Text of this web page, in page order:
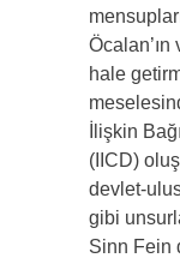
Öcalan’ın
hale
İlişkin
(IICD)
devlet-
gibi
Sinn Fein